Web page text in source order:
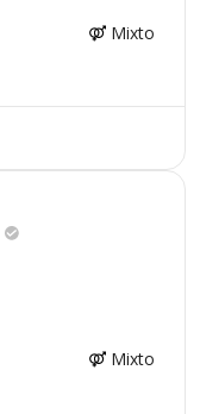
Mixto
Mixto